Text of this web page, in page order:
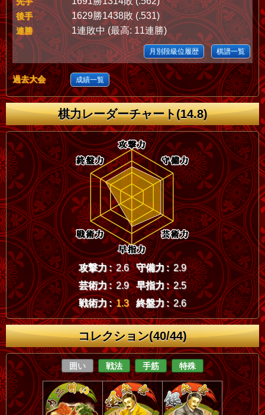
後手 1629勝1438敗 (.531)
連勝 1連敗中 (最高: 11連勝)
月別段級位履歴 棋譜一覧
過去大会 成績一覧
棋力レーダーチャート(14.8)
攻撃力 : 2.6 守備力 : 2.9
芸術力 : 2.9 早指力 : 2.5
戦術力 : 1.3 終盤力 : 2.6
コレクション(40/44)
囲い 戦法 手筋 特殊